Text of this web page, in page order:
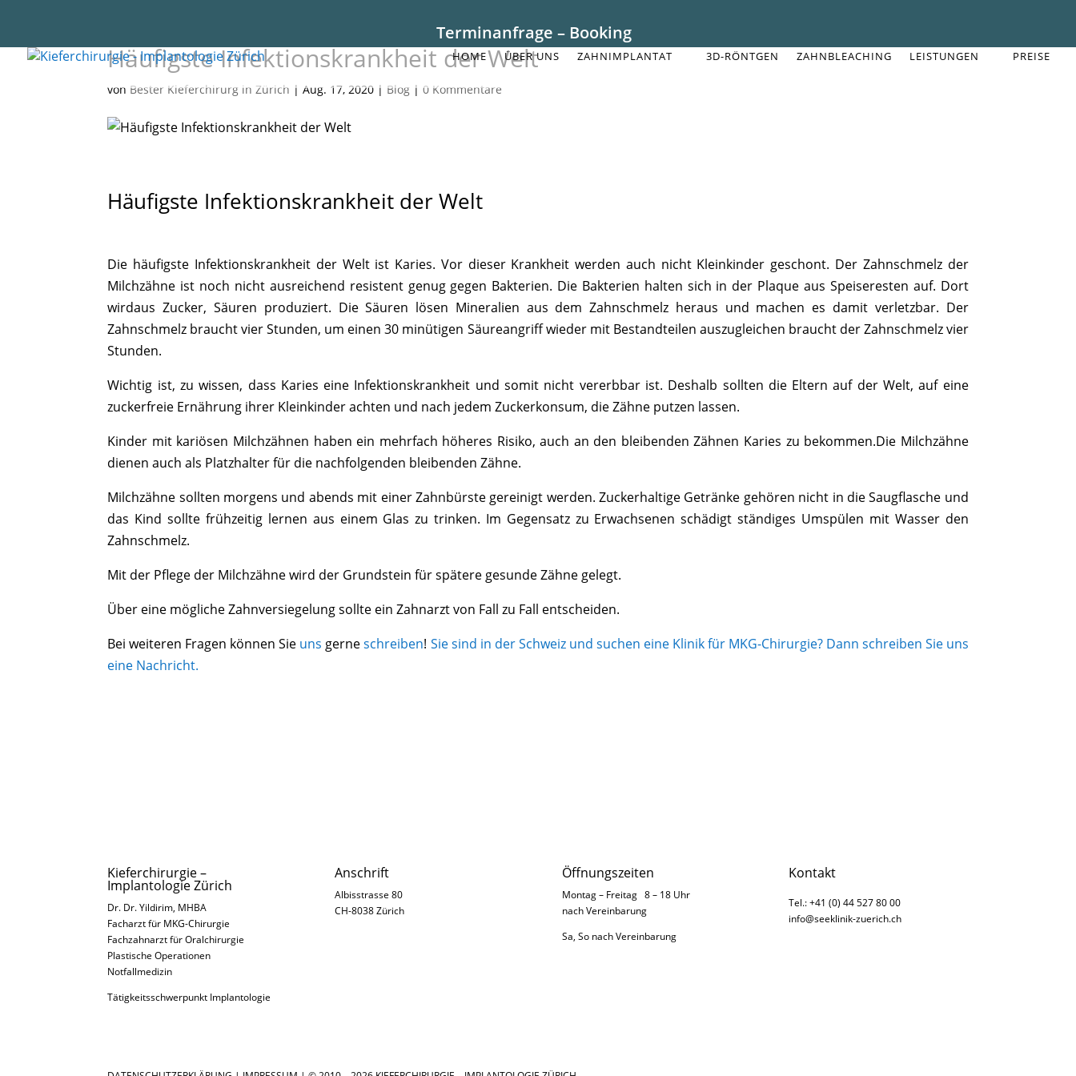
Terminanfrage – Booking
HOME ÜBER UNS ZAHNIMPLANTAT 3D-RÖNTGEN ZAHNBLEACHING LEISTUNGEN PREISE
Häufigste Infektionskrankheit der Welt
von Bester Kieferchirurg in Zürich |Aug. 17, 2020 | Blog |0 Kommentare
Häufigste Infektionskrankheit der Welt
Die häufigste Infektionskrankheit der Welt ist Karies. Vor dieser Krankheit werden auch nicht Kleinkinder geschont. Der Zahnschmelz der
Milchzähne ist noch nicht ausreichend resistent genug gegen Bakterien. Die Bakterien halten sich in der Plaque aus Speiseresten auf. Dort
wirdaus Zucker, Säuren produziert. Die Säuren lösen Mineralien aus dem Zahnschmelz heraus und machen es damit verletzbar. Der
Zahnschmelz braucht vier Stunden, um einen 30 minütigen Säureangriff wieder mit Bestandteilen auszugleichen braucht der Zahnschmelz vier
Stunden.
Wichtig ist, zu wissen, dass Karies eine Infektionskrankheit und somit nicht vererbbar ist. Deshalb sollten die Eltern auf der Welt, auf eine
zuckerfreie Ernährung ihrer Kleinkinder achten und nach jedem Zuckerkonsum, die Zähne putzen lassen.
Kinder mit kariösen Milchzähnen haben ein mehrfach höheres Risiko, auch an den bleibenden Zähnen Karies zu bekommen.Die Milchzähne
dienen auch als Platzhalter für die nachfolgenden bleibenden Zähne.
Milchzähne sollten morgens und abends mit einer Zahnbürste gereinigt werden. Zuckerhaltige Getränke gehören nicht in die Saugflasche und
das Kind sollte frühzeitig lernen aus einem Glas zu trinken. Im Gegensatz zu Erwachsenen schädigt ständiges Umspülen mit Wasser den
Zahnschmelz.
Mit der Pflege der Milchzähne wird der Grundstein für spätere gesunde Zähne gelegt.
Über eine mögliche Zahnversiegelung sollte ein Zahnarzt von Fall zu Fall entscheiden.
Bei weiteren Fragen können Sie uns gerneschreiben! Sie sind in der Schweiz und suchen eine Klinik für MKG-Chirurgie? Dann schreiben Sie uns
eine Nachricht.
Kieferchirurgie –
Implantologie Zürich
Dr. Dr. Yildirim, MHBA
Facharzt für MKG-Chirurgie
Fachzahnarzt für Oralchirurgie
Plastische Operationen
Notfallmedizin
Tätigkeitsschwerpunkt Implantologie
Anschrift
Albisstrasse 80
CH-8038 Zürich
Öffnungszeiten
Montag – Freitag 8 – 18 Uhr
nachVereinbarung
Sa, So nachVereinbarung
Kontakt
Tel.: +41 (0) 44 527 80 00
info@seeklinik-zuerich.ch